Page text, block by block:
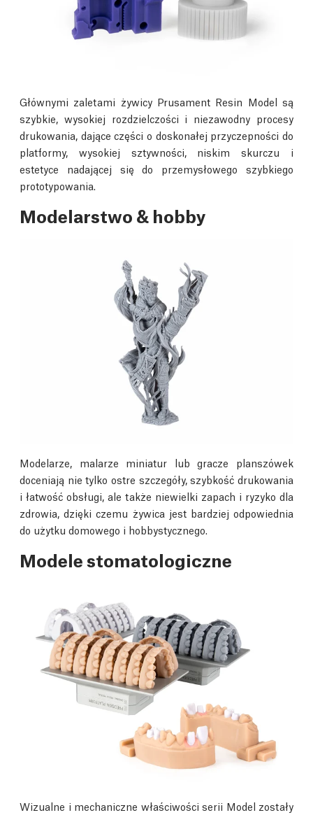
Głównymi zaletami żywicy Prusament Resin Model są
szybkie, wysokiej rozdzielczości i niezawodny procesy
drukowania, dające części o doskonałej przyczepności do
platformy, wysokiej sztywności, niskim skurczu i
estetyce nadającej się do przemysłowego szybkiego
prototypowania.
Modelarstwo & hobby
Modelarze, malarze miniatur lub gracze planszówek
doceniają nie tylko ostre szczegóły, szybkość drukowania
i łatwość obsługi, ale także niewielki zapach i ryzyko dla
zdrowia, dzięki czemu żywica jest bardziej odpowiednia
do użytku domowego i hobbystycznego.
Modele stomatologiczne
Wizualne i mechaniczne właściwości serii Model zostały